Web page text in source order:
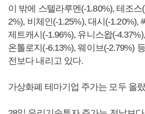
이 밖에 스텔라루멘(-1.80%), 테조스
2%), 비체인(-1.25%), 대시(-1.20%),
제트캐시(-1.96%), 유니스왑(-
온톨로지(-6.13%), 웨이브(-2.79%)
전보다 내리고 있다.
가상화폐 테마기업 주가는 모두 올